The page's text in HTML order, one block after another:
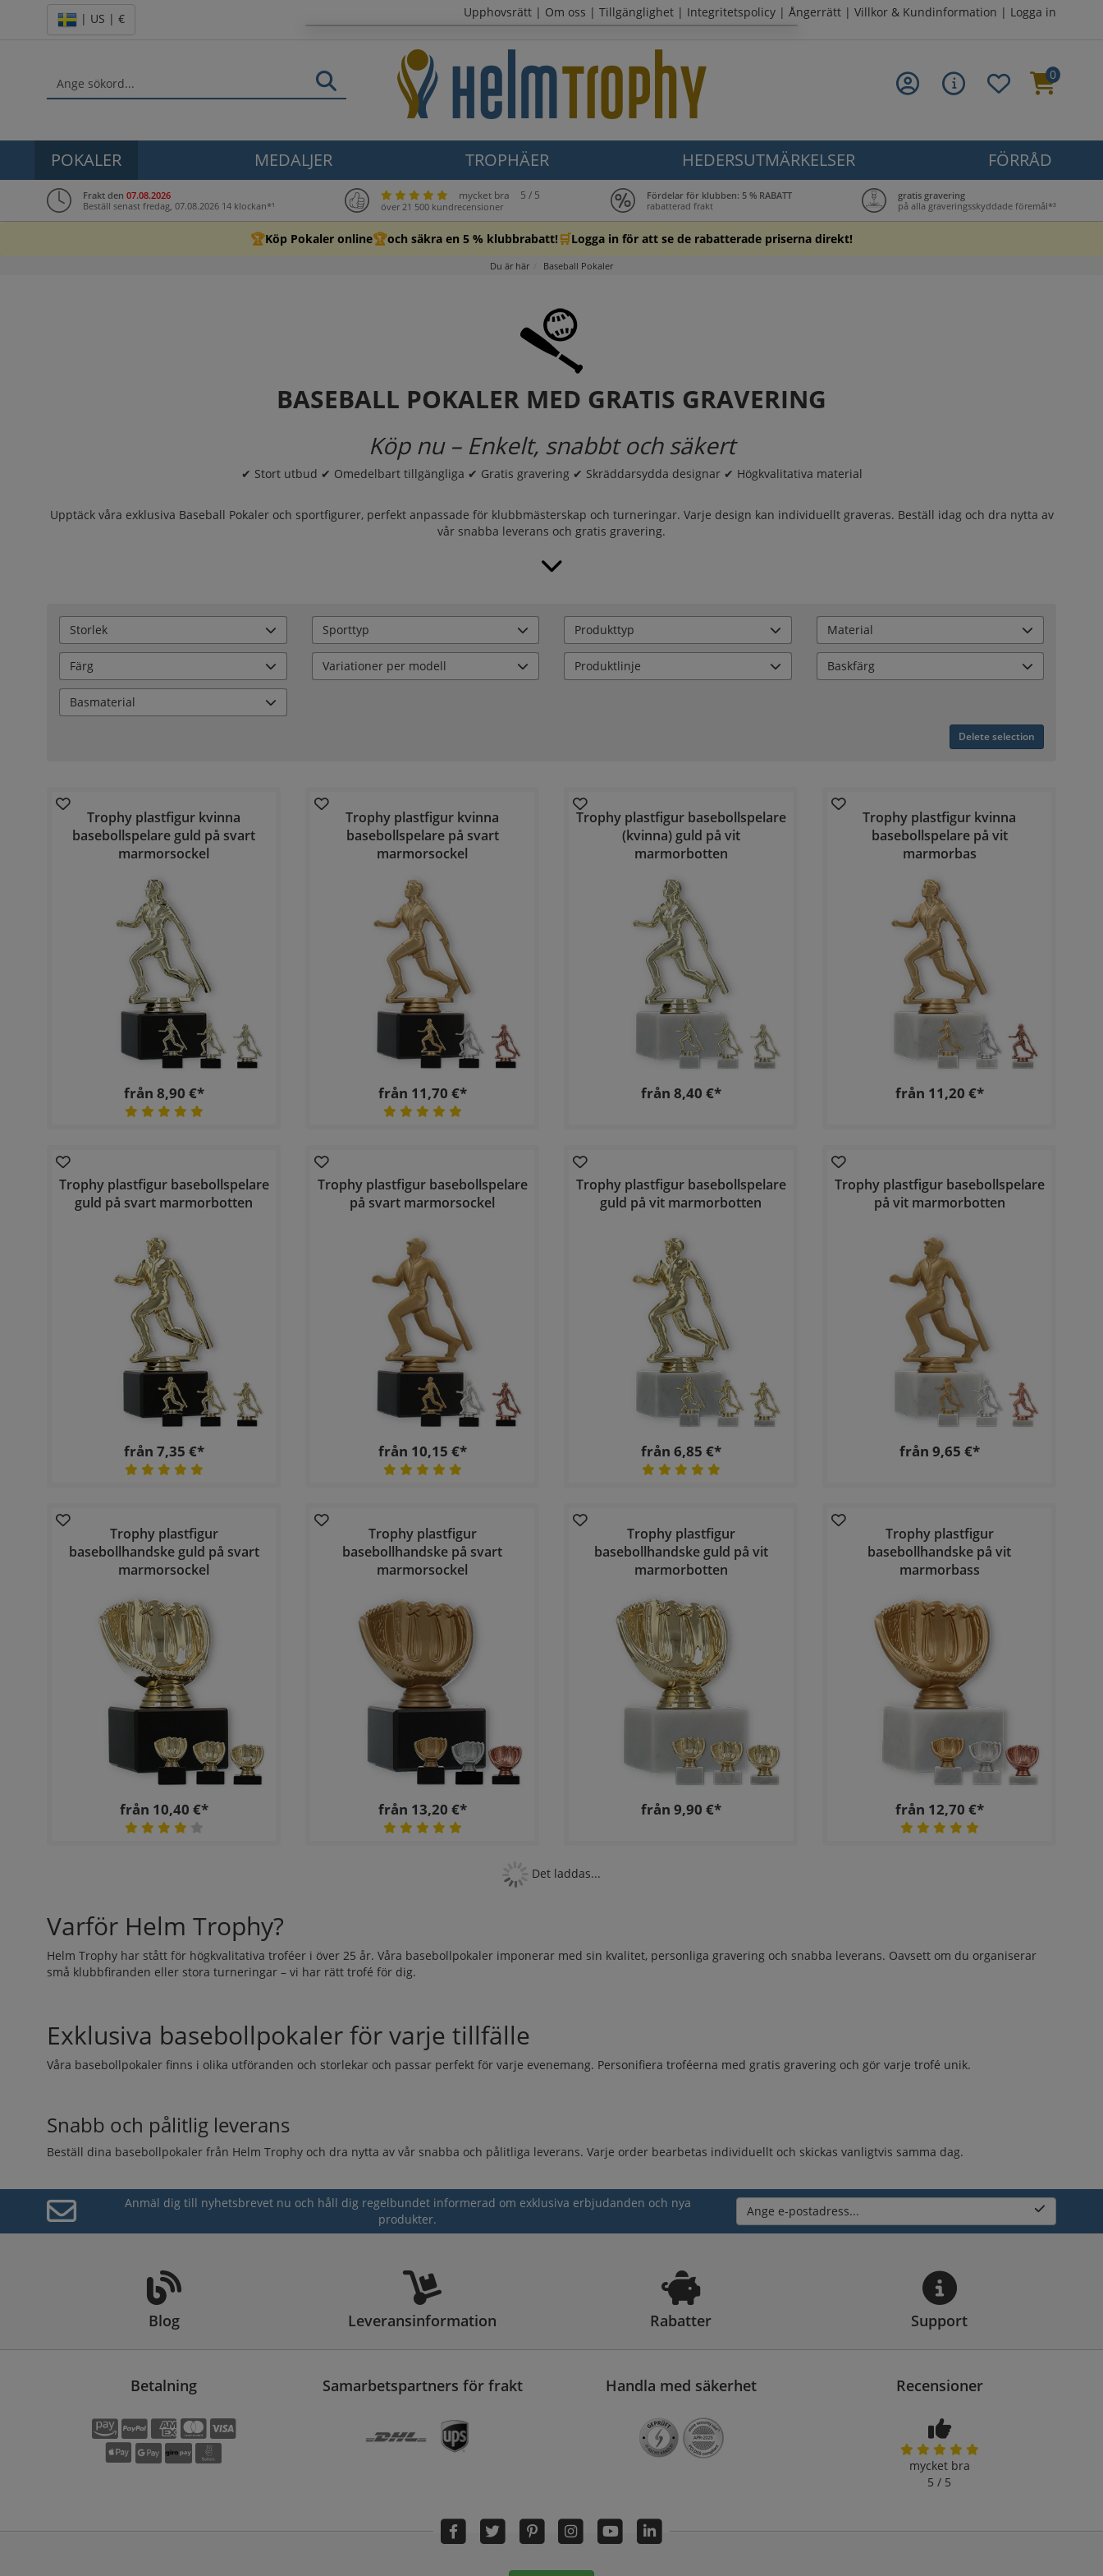
| US | € Upphovsrätt | Om oss | Tillgänglighet | Integritetspolicy | Ångerrätt | Villkor & Kundinformation | Logga in
0
POKALER MEDALJER TROPHÄER HEDERSUTMÄRKELSER FÖRRÅD
Frakt den 07.08.2026
Beställ senast fredag, 07.08.2026 14 klockan*¹
mycket bra 5 / 5
över 21 500 kundrecensioner
Fördelar för klubben: 5 % RABATT
rabatterad frakt
gratis gravering
på alla graveringsskyddade föremål*³
🏆Köp Pokaler online🏆och säkra en 5 % klubbrabatt! 🛒Logga in för att se de rabatterade priserna direkt!
Du är här Baseball Pokaler
BASEBALL POKALER MED GRATIS GRAVERING
Köp nu – Enkelt, snabbt och säkert
✔ Stort utbud ✔ Omedelbart tillgängliga ✔ Gratis gravering ✔ Skräddarsydda designar ✔ Högkvalitativa material
Upptäck våra exklusiva Baseball Pokaler och sportfigurer, perfekt anpassade för klubbmästerskap och turneringar. Varje design kan individuellt graveras. Beställ idag och dra nytta av
vår snabba leverans och gratis gravering.
Storlek Sporttyp Produkttyp Material
Färg Variationer per modell Produktlinje Baskfärg
Basmaterial
Delete selection
Trophy plastfigur kvinna
basebollspelare guld på svart
marmorsockel
från 8,90 €*
Trophy plastfigur kvinna
basebollspelare på svart
marmorsockel
från 11,70 €*
Trophy plastfigur basebollspelare
(kvinna) guld på vit
marmorbotten
från 8,40 €*
Trophy plastfigur kvinna
basebollspelare på vit
marmorbas
från 11,20 €*
Trophy plastfigur basebollspelare
guld på svart marmorbotten
från 7,35 €*
Trophy plastfigur basebollspelare
på svart marmorsockel
från 10,15 €*
Trophy plastfigur basebollspelare
guld på vit marmorbotten
från 6,85 €*
Trophy plastfigur basebollspelare
på vit marmorbotten
från 9,65 €*
Trophy plastfigur
basebollhandske guld på svart
marmorsockel
från 10,40 €*
Trophy plastfigur
basebollhandske på svart
marmorsockel
från 13,20 €*
Trophy plastfigur
basebollhandske guld på vit
marmorbotten
från 9,90 €*
Trophy plastfigur
basebollhandske på vit
marmorbass
från 12,70 €*
Det laddas...
Varför Helm Trophy?
Helm Trophy har stått för högkvalitativa troféer i över 25 år. Våra basebollpokaler imponerar med sin kvalitet, personliga gravering och snabba leverans. Oavsett om du organiserar
små klubbfiranden eller stora turneringar – vi har rätt trofé för dig.
Exklusiva basebollpokaler för varje tillfälle
Våra basebollpokaler finns i olika utföranden och storlekar och passar perfekt för varje evenemang. Personifiera troféerna med gratis gravering och gör varje trofé unik.
Snabb och pålitlig leverans
Beställ dina basebollpokaler från Helm Trophy och dra nytta av vår snabba och pålitliga leverans. Varje order bearbetas individuellt och skickas vanligtvis samma dag.
Anmäl dig till nyhetsbrevet nu och håll dig regelbundet informerad om exklusiva erbjudanden och nya
produkter.
Ange e-postadress...
Blog Leveransinformation Rabatter Support
Betalning Samarbetspartners för frakt Handla med säkerhet Recensioner
mycket bra
5 / 5